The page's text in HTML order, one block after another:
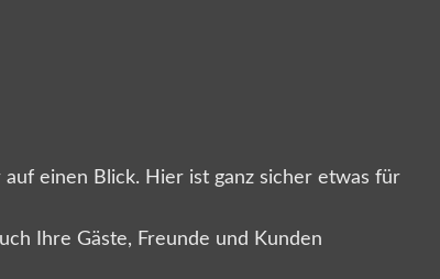
einen Blick. Hier ist ganz sicher etwas für
Ihre Gäste, Freunde und Kunden